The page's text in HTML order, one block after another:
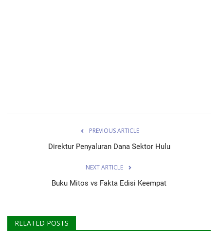
PREVIOUS ARTICLE
Direktur Penyaluran Dana Sektor Hulu
NEXT ARTICLE
Buku Mitos vs Fakta Edisi Keempat
RELATED POSTS